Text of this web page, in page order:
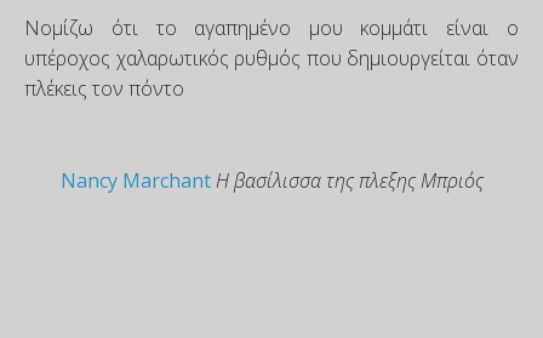
Νομίζω ότι το αγαπημένο μου κομμάτι είναι ο
υπέροχος χαλαρωτικός ρυθμός που δημιουργείται όταν
πλέκεις τον πόντο
Nancy Marchant Η βασίλισσα της πλεξης Μπριός